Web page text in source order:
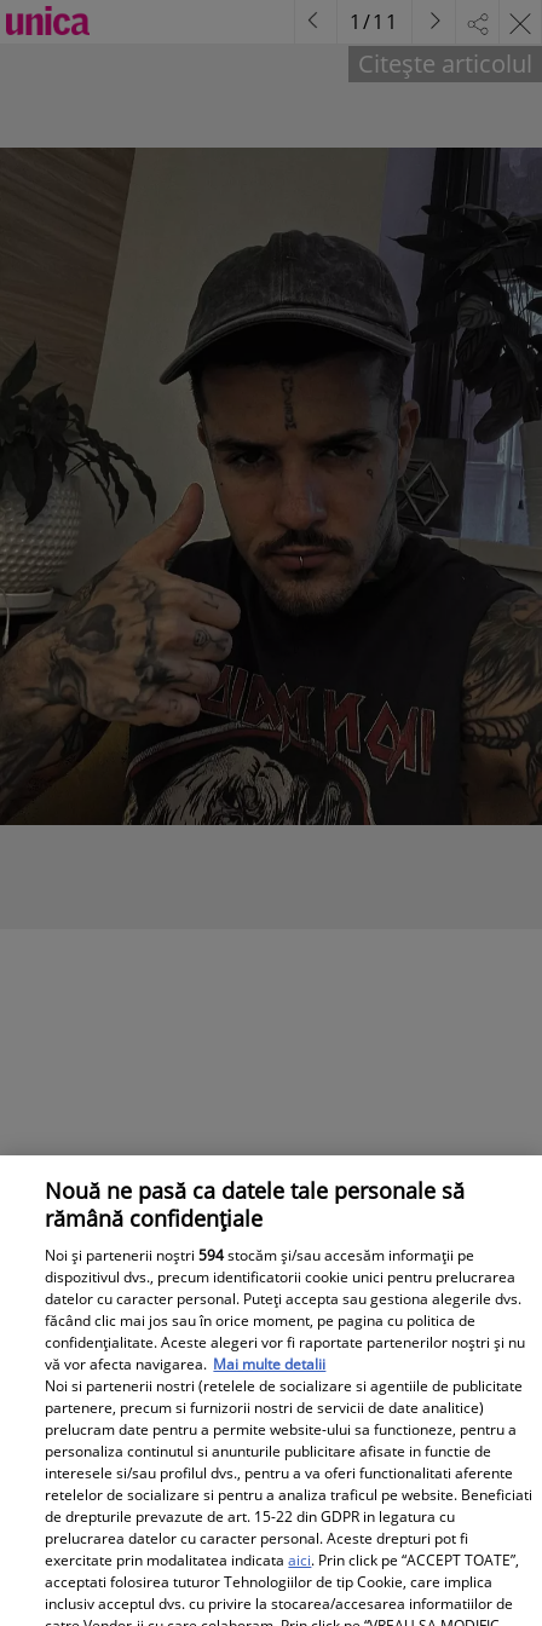
Zanni s-a pocăit și a renunțat la muzică. Cu ce se
ocupă acum câștigătorul „Survivor România”
Zanni, pe numele său adevărat Robert Edmond
Zannidache, a renunțat de tot la muzică și s-a retras
din luminile reflectoarelor. Mai mult, fostul câștigător
„Survivor România”, s-a pocăit, iar botezul a avut loc în
Irlanda. Citește mai multe în articol.
Citește articolul
1 /11
Parteneri
Nouă ne pasă ca datele tale personale să
rămână confidențiale
Noi și partenerii noștri594stocăm și/sau accesăm informații pe
dispozitivul dvs., precum identificatorii cookie unici pentru prelucrarea
datelor cu caracter personal. Puteți accepta sau gestiona alegerile dvs.
făcând clic mai jos sau în orice moment, pe pagina cu politica de
confidențialitate. Aceste alegeri vor fi raportate partenerilor noștri și nu
vă vor afecta navigarea. Mai multe detalii
Noi si partenerii nostri (retelele de socializare si agentiile de publicitate
partenere, precum si furnizorii nostri de servicii de date analitice)
prelucram date pentru a permite website-ului sa functioneze, pentru a
personaliza continutul si anunturile publicitare afisate in functie de
interesele si/sau profilul dvs., pentru a va oferi functionalitati aferente
retelelor de socializare si pentru a analiza traficul pe website. Beneficiati
de drepturile prevazute de art. 15-22 din GDPR in legatura cu
prelucrarea datelor cu caracter personal. Aceste drepturi pot fi
exercitate prin modalitatea indicataaici. Prin click pe “ACCEPT TOATE”,
acceptati folosirea tuturor Tehnologiilor de tip Cookie, care implica
inclusiv acceptul dvs. cu privire la stocarea/accesarea informatiilor de